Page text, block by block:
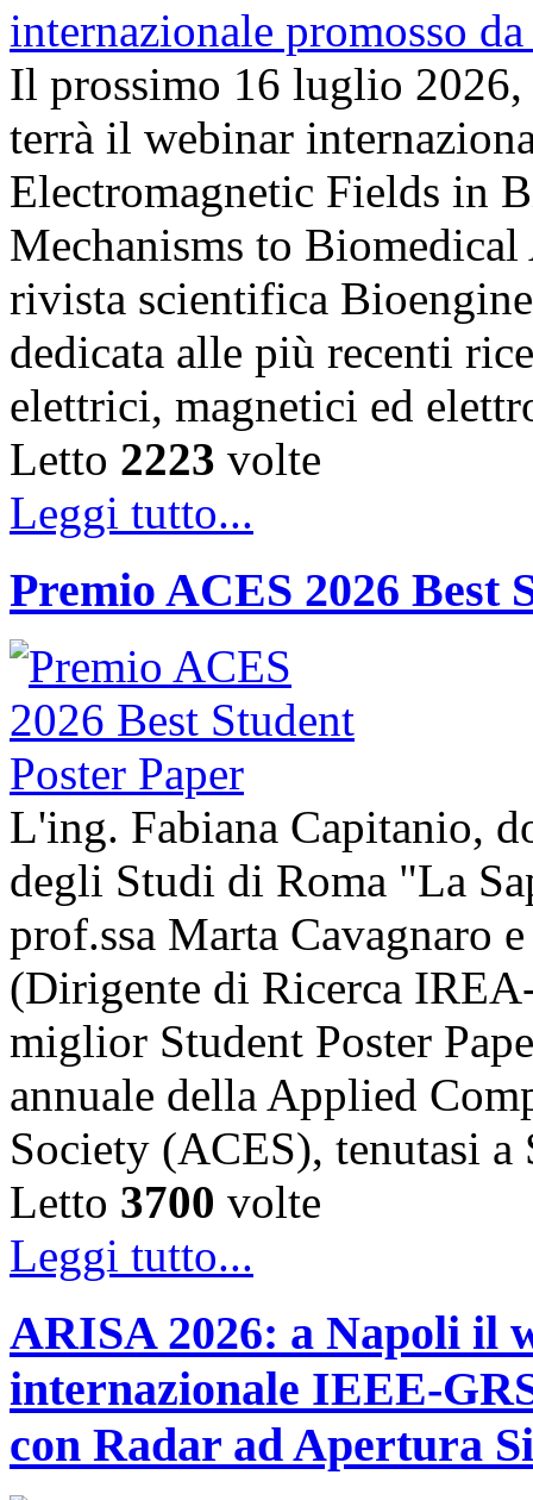
Il prossimo 16 luglio
terrà il webinar
Electromagnetic Fields in
Mechanisms to
rivista scientifica
dedicata alle più recenti
elettrici, magnetici ed
Letto 2223 volte
Leggi tutto...
Premio ACES 2026 Best
L'ing. Fabiana Capitanio,
degli Studi di Roma "La
prof.ssa Marta Cavagnaro
(Dirigente di Ricerca
miglior Student Poster
annuale della Applied
Society (ACES), tenutasi
Letto 3700 volte
Leggi tutto...
ARISA 2026: a Napoli il
internazionale IEEE-
con Radar ad Apertura